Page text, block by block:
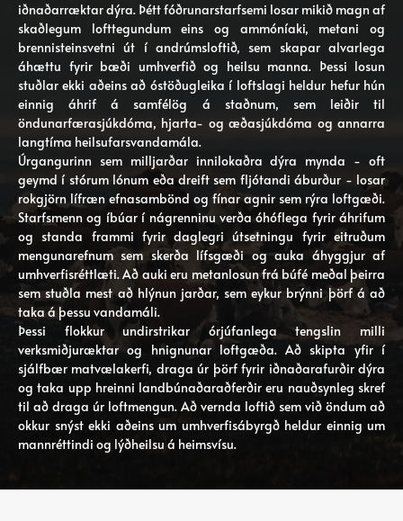
iðnaðarræktar dýra. Þétt fóðrunarstarfsemi losar mikið magn af
skaðlegum lofttegundum eins og ammóníaki, metani og
brennisteinsvetni út í andrúmsloftið, sem skapar alvarlega
áhættu fyrir bæði umhverfið og heilsu manna. Þessi losun
stuðlar ekki aðeins að óstöðugleika í loftslagi heldur hefur hún
einnig áhrif á samfélög á staðnum, sem leiðir til
öndunarfærasjúkdóma, hjarta- og æðasjúkdóma og annarra
langtíma heilsufarsvandamála.
Úrgangurinn sem milljarðar innilokaðra dýra mynda - oft
geymd í stórum lónum eða dreift sem fljótandi áburður - losar
rokgjörn lífræn efnasambönd og fínar agnir sem rýra loftgæði.
Starfsmenn og íbúar í nágrenninu verða óhóflega fyrir áhrifum
og standa frammi fyrir daglegri útsetningu fyrir eitruðum
mengunarefnum sem skerða lífsgæði og auka áhyggjur af
umhverfisréttlæti. Að auki eru metanlosun frá búfé meðal þeirra
sem stuðla mest að hlýnun jarðar, sem eykur brýnni þörf á að
taka á þessu vandamáli.
Þessi flokkur undirstrikar órjúfanlega tengslin milli
verksmiðjuræktar og hnignunar loftgæða. Að skipta yfir í
sjálfbær matvælakerfi, draga úr þörf fyrir iðnaðarafurðir dýra
og taka upp hreinni landbúnaðaraðferðir eru nauðsynleg skref
til að draga úr loftmengun. Að vernda loftið sem við öndum að
okkur snýst ekki aðeins um umhverfisábyrgð heldur einnig um
mannréttindi og lýðheilsu á heimsvísu.